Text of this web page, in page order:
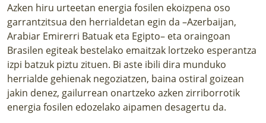
Azken hiru urteetan energia fosilen ekoizpena oso
garrantzitsua den herrialdetan egin da –Azerbaijan,
Arabiar Emirerri Batuak eta Egipto– eta oraingoan
Brasilen egiteak bestelako emaitzak lortzeko esperantza
izpi batzuk piztu zituen. Bi aste ibili dira munduko
herrialde gehienak negoziatzen, baina ostiral goizean
jakin denez, gailurrean onartzeko azken zirriborrotik
energia fosilen edozelako aipamen desagertu da.